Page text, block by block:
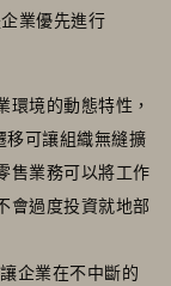
業優先進行
環境的動態特性，
移可讓組織無縫擴
售業務可以將工作
會過度投資就地部
企業在不中斷的